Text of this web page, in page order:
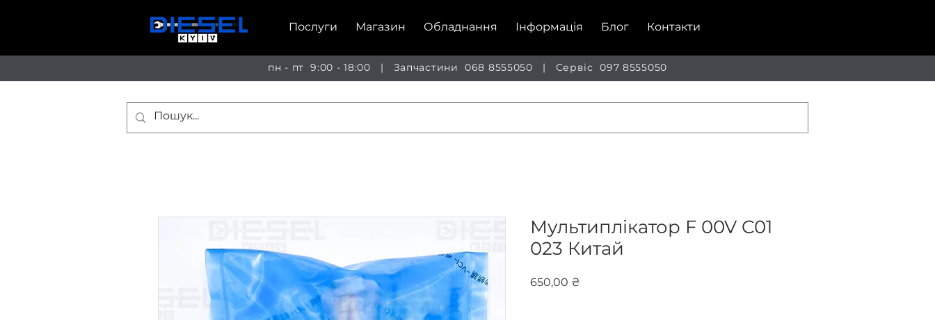
Послуги Магазин Обладнання Інформація Блог Контакти
пн - пт 9:00 - 18:00 | Запчастини068 8555050 | Сервіс097 8555050
Мультиплікатор F 00V C01
023 Китай
650,00 ₴